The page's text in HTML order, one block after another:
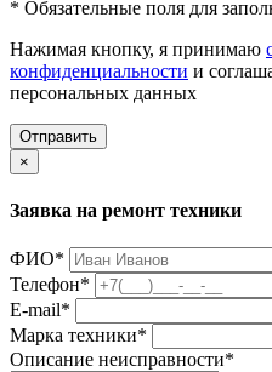
* Обязательные поля для
Нажимая кнопку, я принимаю
конфиденциальности и
персональных данных
Отправить
×
Заявка на ремонт техники
ФИО*
Телефон*
E-mail*
Марка техники*
Описание неисправности*